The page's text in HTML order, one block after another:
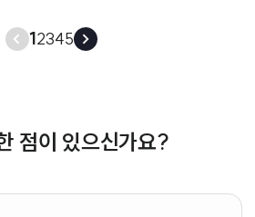
12345
점이 있으신가요?